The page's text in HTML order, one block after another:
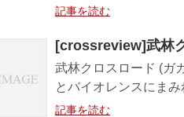
記事を読む
[crossreview]武林
武林クロスロード (ガ
とバイオレンスにま
記事を読む